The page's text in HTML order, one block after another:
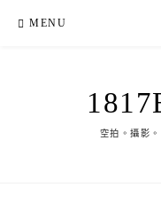
MENU
空拍。攝影